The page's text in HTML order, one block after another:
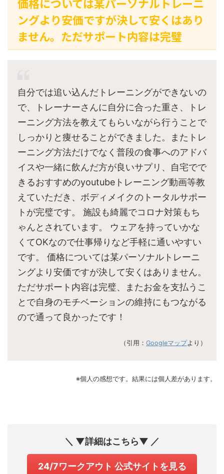
ングより安価ですが決して安くはあり
ません。ただサポート内容は完璧
自分では追い込んだトレーニングができないの
で、トレーナーさんに自分に合った重さ、トレ
ーニング方法を教えてもらいながら行うことで
しっかりと痩せることができました。またトレ
ーニング方法だけでなく普段の食事へのアドバ
イスや一緒に飲んだ方が良いサプリ、自宅でで
きるおすすめのyoutubeトレーニング動画等教
えていただき、ボディメイクのトータルサポー
トが完璧です。 施設も綺麗でコロナ対策もち
ゃんとされています。 ウェアを持っていかな
くてOKなので仕事帰りなど手軽に通いやすい
です。 価格については某パーソナルトレーニ
ングより安価ですが決して安くはありません。
ただサポート内容は完璧、またお金を支払うこ
とで自身のモチベーションの維持にもつながる
ので通って良かったです！
（引用： Googleマップより）
※個人の感想です。結果には個人差があります。
＼ ▼詳細はこちら▼ ／
24/7ワークアウト 公式サイトを見る